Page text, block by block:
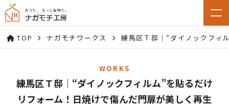
TOP ナガモチワークス 練馬区Ｔ邸｜“ダイノックフィ
WORKS
練馬区Ｔ邸｜“ダイノックフィルム”を貼るだけ
リフォーム！日焼けで傷んだ門扉が美しく再生